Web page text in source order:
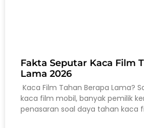
Fakta Seputar Kaca Film
Lama 2026
Kaca Film Tahan Berapa Lama?
kaca film mobil, banyak pemilik
penasaran soal daya tahan kaca